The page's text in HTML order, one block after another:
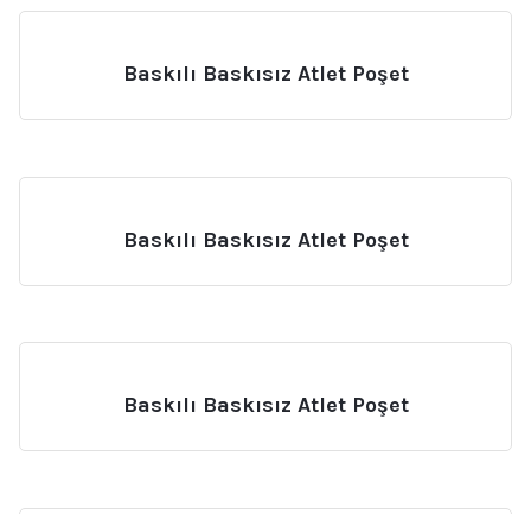
Baskılı Baskısız Atlet Poşet
Baskılı Baskısız Atlet Poşet
Baskılı Baskısız Atlet Poşet